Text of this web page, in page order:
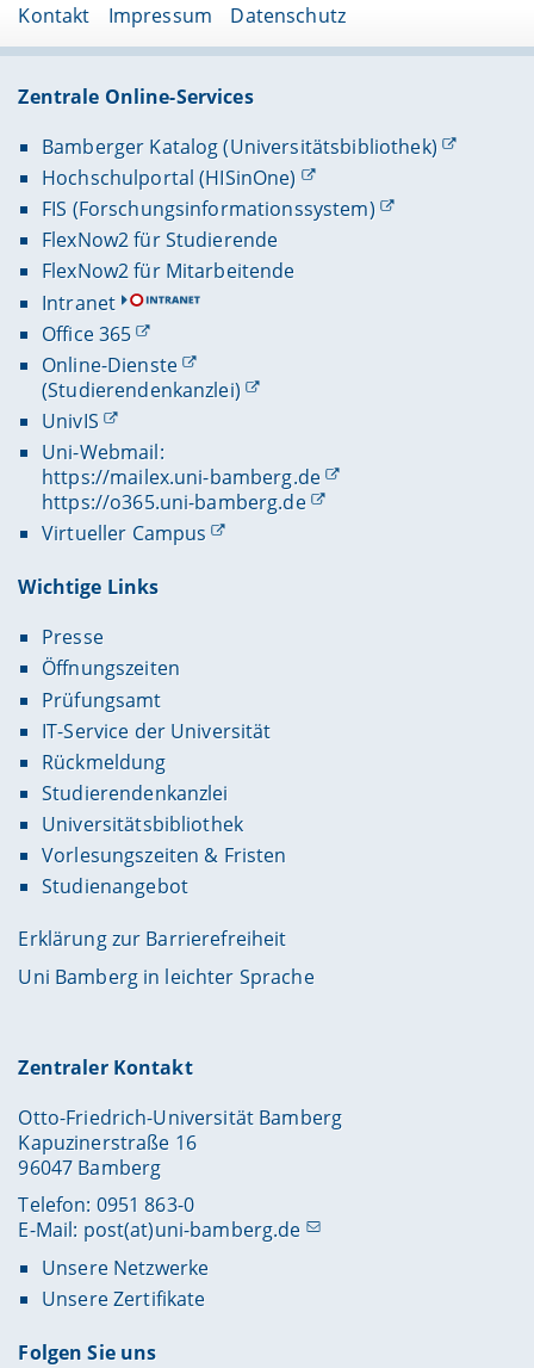
Kontakt Impressum Datenschutz
Zentrale Online-Services
Bamberger Katalog (Universitätsbibliothek)
Hochschulportal (HISinOne)
FIS (Forschungsinformationssystem)
FlexNow2 für Studierende
FlexNow2 für Mitarbeitende
Intranet
Office 365
Online-Dienste
(Studierendenkanzlei)
UnivIS
Uni-Webmail:
https://mailex.uni-bamberg.de
https://o365.uni-bamberg.de
Virtueller Campus
Wichtige Links
Presse
Öffnungszeiten
Prüfungsamt
IT-Service der Universität
Rückmeldung
Studierendenkanzlei
Universitätsbibliothek
Vorlesungszeiten & Fristen
Studienangebot
Erklärung zur Barrierefreiheit
Uni Bamberg in leichter Sprache
Zentraler Kontakt
Otto-Friedrich-Universität Bamberg
Kapuzinerstraße 16
96047 Bamberg
Telefon: 0951 863-0
E-Mail: post(at)uni-bamberg.de
Unsere Netzwerke
Unsere Zertifikate
Folgen Sie uns